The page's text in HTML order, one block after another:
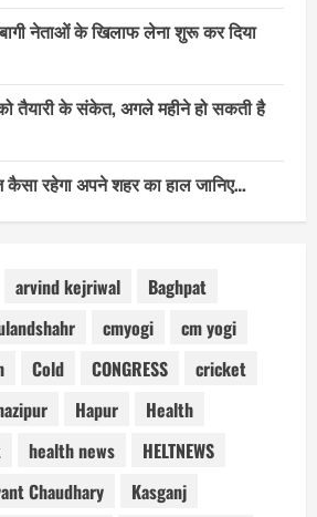
नेताओं के खिलाफ लेना शुरू कर दिया
को तैयारी के संकेत, अगले महीने हो सकती है
रहेगा अपने शहर का हाल जानिए…
arvind kejriwal
Baghpat
cmyogi
cm yogi
Cold CONGRESS
cricket
Hapur
Health
health news
HELTNEWS
Chaudhary
Kasganj